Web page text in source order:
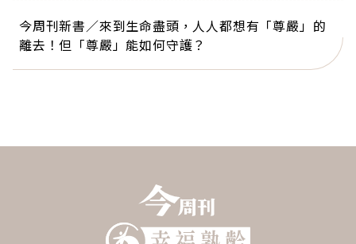
今周刊新書／來到生命盡頭，人人都想有「尊嚴」的
離去！但「尊嚴」能如何守護？